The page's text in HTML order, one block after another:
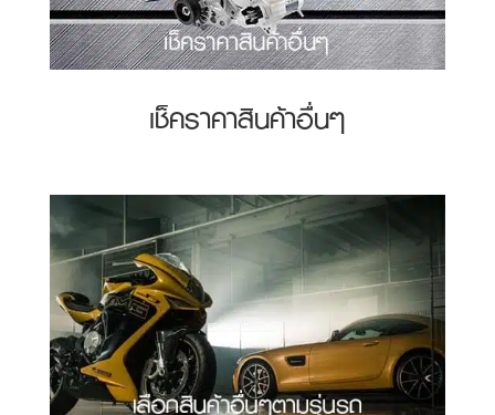
เช็คราคาสินค้าอื่นๆ